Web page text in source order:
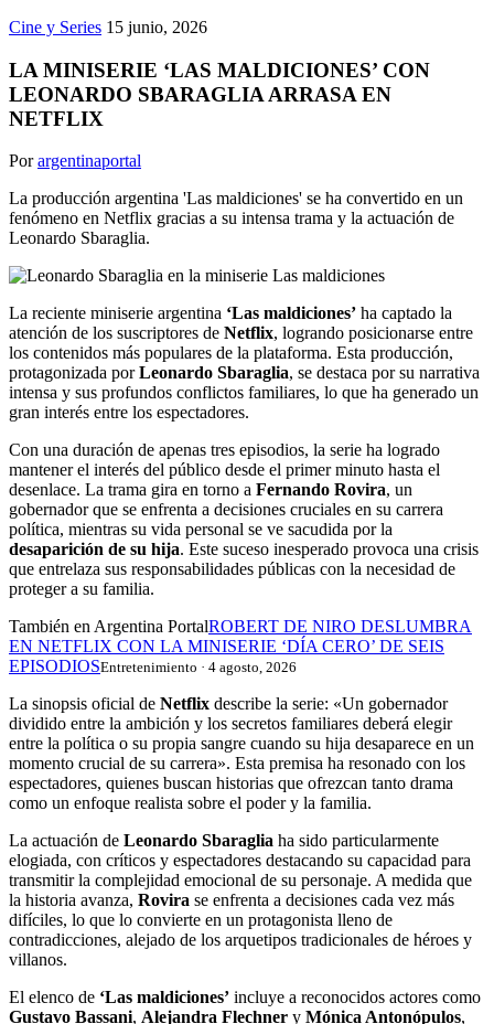
Cine y Series 15 junio, 2026
LA MINISERIE ‘LAS MALDICIONES’ CON
LEONARDO SBARAGLIA ARRASA EN
NETFLIX
Porargentinaportal
La producción argentina 'Las maldiciones' se ha convertido en un
fenómeno en Netflix gracias a su intensa trama y la actuación de
Leonardo Sbaraglia.
La reciente miniserie argentina ‘Las maldiciones’ ha captado la
atención de los suscriptores de Netflix, logrando posicionarse entre
los contenidos más populares de la plataforma. Esta producción,
protagonizada porLeonardo Sbaraglia, se destaca por su narrativa
intensa y sus profundos conflictos familiares, lo que ha generado un
gran interés entre los espectadores.
Con una duración de apenas tres episodios, la serie ha logrado
mantener el interés del público desde el primer minuto hasta el
desenlace. La trama gira en torno a Fernando Rovira, un
gobernador que se enfrenta a decisiones cruciales en su carrera
política, mientras su vida personal se ve sacudida por la
desaparición de su hija. Este suceso inesperado provoca una crisis
que entrelaza sus responsabilidades públicas con la necesidad de
proteger a su familia.
También en Argentina PortalROBERT DE NIRO DESLUMBRA
EN NETFLIX CON LA MINISERIE ‘DÍA CERO’ DE SEIS
EPISODIOSEntretenimiento · 4 agosto, 2026
La sinopsis oficial de Netflix describe la serie: «Un gobernador
dividido entre la ambición y los secretos familiares deberá elegir
entre la política o su propia sangre cuando su hija desaparece en un
momento crucial de su carrera». Esta premisa ha resonado con los
espectadores, quienes buscan historias que ofrezcan tanto drama
como un enfoque realista sobre el poder y la familia.
La actuación de Leonardo Sbaraglia ha sido particularmente
elogiada, con críticos y espectadores destacando su capacidad para
transmitir la complejidad emocional de su personaje. A medida que
la historia avanza, Rovira se enfrenta a decisiones cada vez más
difíciles, lo que lo convierte en un protagonista lleno de
contradicciones, alejado de los arquetipos tradicionales de héroes y
villanos.
El elenco de ‘Las maldiciones’ incluye a reconocidos actores como
Gustavo Bassani, Alejandra Flechner y Mónica Antonópulos,